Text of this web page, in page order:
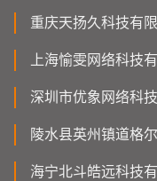
重庆天扬久科技有
上海愉雯网络科技
深圳市优象网络科
陵水县英州镇道格
海宁北斗皓远科技